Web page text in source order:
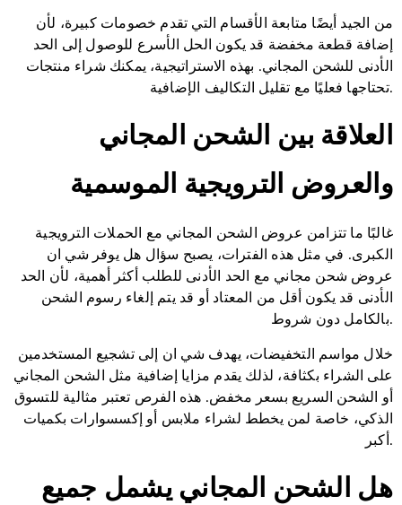
من الجيد أيضًا متابعة الأقسام التي تقدم خصومات كبيرة، لأن
إضافة قطعة مخفضة قد يكون الحل الأسرع للوصول إلى الحد
الأدنى للشحن المجاني. بهذه الاستراتيجية، يمكنك شراء منتجات
تحتاجها فعليًا مع تقليل التكاليف الإضافية.
العلاقة بين الشحن المجاني
والعروض الترويجية الموسمية
غالبًا ما تتزامن عروض الشحن المجاني مع الحملات الترويجية
الكبرى. في مثل هذه الفترات، يصبح سؤال هل يوفر شي ان
عروض شحن مجاني مع الحد الأدنى للطلب أكثر أهمية، لأن الحد
الأدنى قد يكون أقل من المعتاد أو قد يتم إلغاء رسوم الشحن
بالكامل دون شروط.
خلال مواسم التخفيضات، يهدف شي ان إلى تشجيع المستخدمين
على الشراء بكثافة، لذلك يقدم مزايا إضافية مثل الشحن المجاني
أو الشحن السريع بسعر مخفض. هذه الفرص تعتبر مثالية للتسوق
الذكي، خاصة لمن يخطط لشراء ملابس أو إكسسوارات بكميات
أكبر.
هل الشحن المجاني يشمل جميع